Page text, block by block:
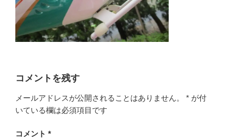
コメントを残す
メールアドレスが公開されることはありません。 * が付
いている欄は必須項目です
コメント *